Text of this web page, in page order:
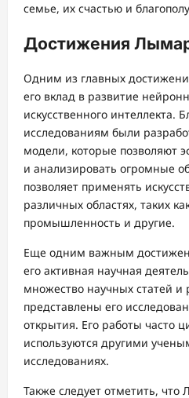
семье, их счастью и
Достижения
Одним из главных
его вклад в развитие
искусственного интеллекта.
исследованиям были
модели, которые позволяют
и анализировать огромные
позволяет применять
различных областях, таких
промышленность и другие.
Еще одним важным
его активная научная
множество научных статей и
представлены его
открытия. Его работы часто
используются другими
исследованиях.
Также следует отметить,